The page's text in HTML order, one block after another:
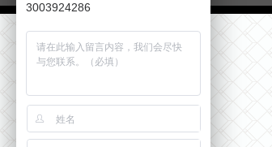
3003924286